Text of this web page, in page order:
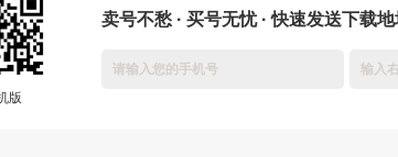
版
卖号不愁 · 买号无忧 · 快速发送下载